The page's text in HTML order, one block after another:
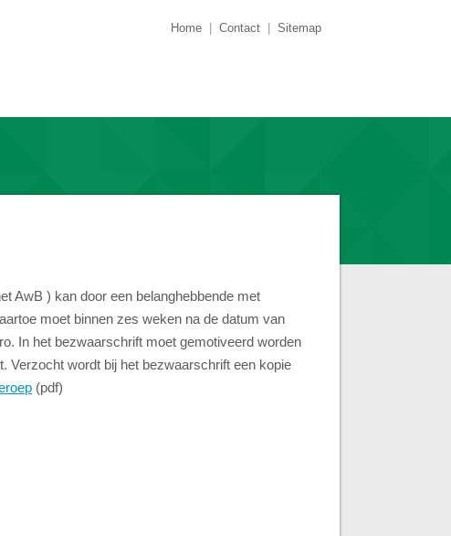
Home Contact Sitemap
AwB ) kan door een belanghebbende met
moet binnen zes weken na de datum van
In het bezwaarschrift moet gemotiveerd worden
Verzocht wordt bij het bezwaarschrift een kopie
(pdf)